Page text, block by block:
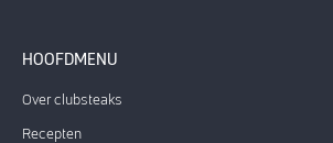
HOOFDMENU
Over clubsteaks
Recepten